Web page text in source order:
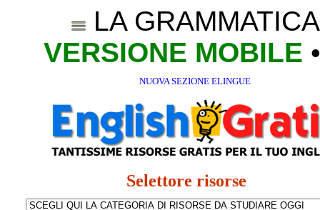
LA
VERSIONE MOBILE
NUOVA SEZIONE ELINGUE
Selettore risorse